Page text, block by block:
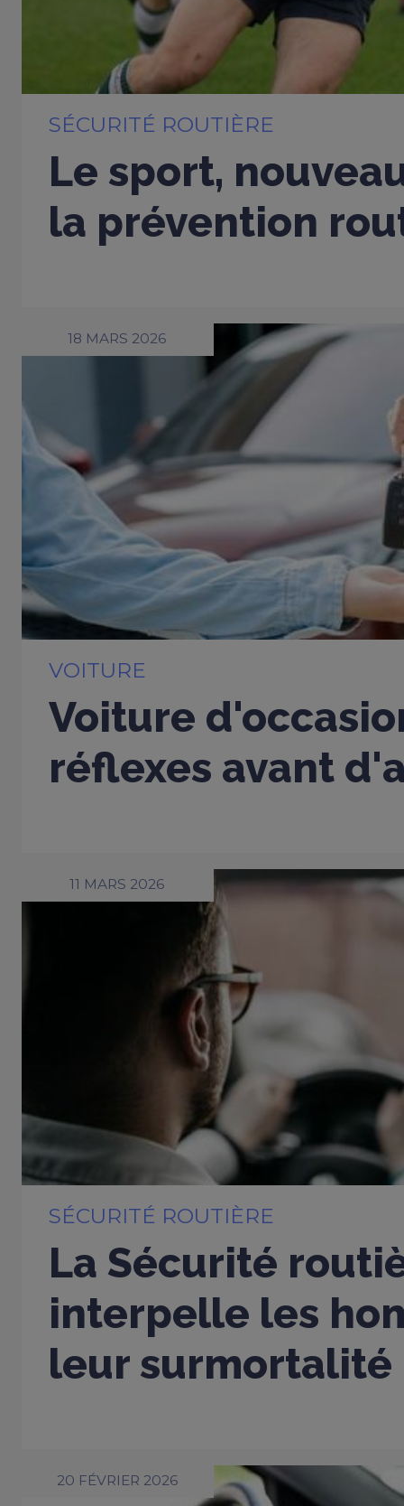
SÉCURITÉ ROUTIÈRE
Le sport,
la prévention
18 MARS 2026
VOITURE
Voiture
réflexes avant
11 MARS 2026
SÉCURITÉ ROUTIÈRE
La Sécurité
interpelle les
leur
20 FÉVRIER 2026